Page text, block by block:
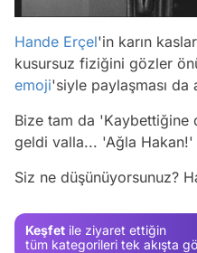
Hande Erçel'in karın
kusursuz fiziğini gözler
emoji'siyle paylaşması da
Bize tam da
geldi valla... 'Ağla
Siz ne düşünüyorsunuz?
Keşfet ile ziyaret ettiğin
tüm kategorileri tek akışta